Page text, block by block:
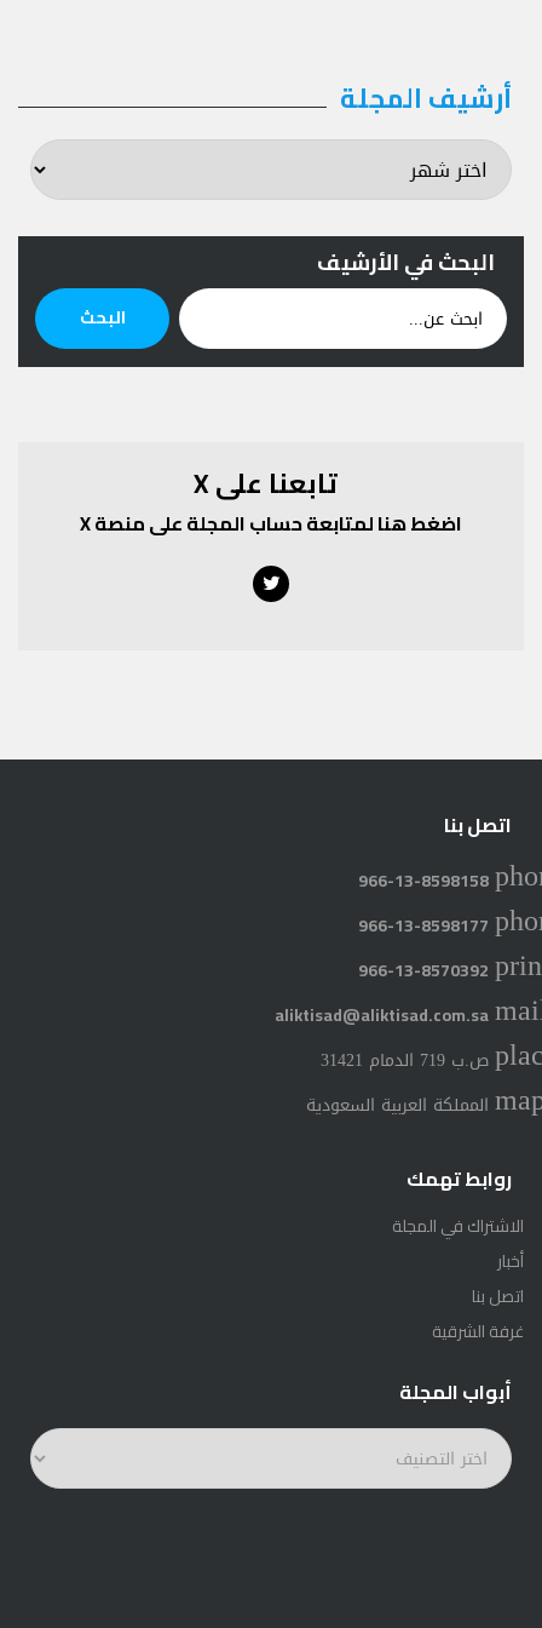
أرشيف المجلة أرشيف
المجلة
البحث في الأرشيف
عن:
البحث
تابعنا على X
اضغط هنا لمتابعة حساب المجلة على منصة X
Twitter
اتصل بنا
966-13-8598158
966-13-8598177
966-13-8570392
aliktisad@aliktisad.com.sa
ص.ب 719 الدمام 31421
المملكة العربية السعودية
روابط تهمك
الاشتراك في المجلة
أخبار
اتصل بنا
غرفة الشرقية
أبواب المجلة
أبواب
المجلة